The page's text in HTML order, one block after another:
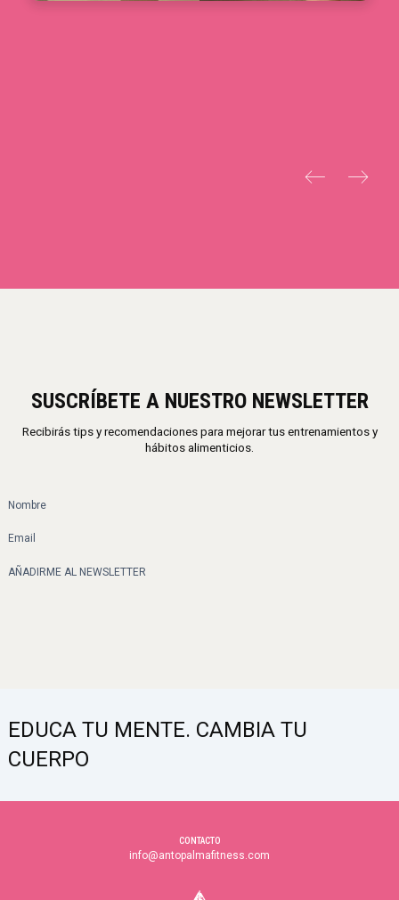
SUSCRÍBETE A NUESTRO NEWSLETTER
Recibirás tips y recomendaciones para mejorar tus entrenamientos y
hábitos alimenticios.
AÑADIRME AL NEWSLETTER
EDUCA TU MENTE. CAMBIA TU
CUERPO
CONTACTO
info@antopalmafitness.com